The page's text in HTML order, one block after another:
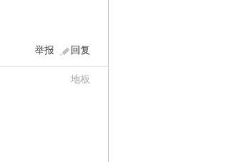
回复
举报
地板